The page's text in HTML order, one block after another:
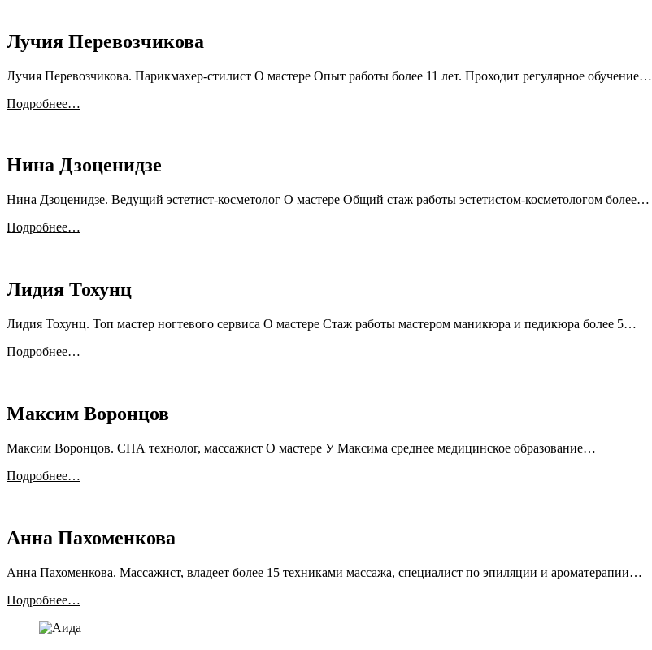
Лучия Перевозчикова
Лучия Перевозчикова. Парикмахер-стилист О мастере Опыт работы более 11 лет. Проходит регулярное обучение…
Подробнее…
Нина Дзоценидзе
Нина Дзоценидзе. Ведущий эстетист-косметолог О мастере Общий стаж работы эстетистом-косметологом более…
Подробнее…
Лидия Тохунц
Лидия Тохунц. Топ мастер ногтевого сервиса О мастере Стаж работы мастером маникюра и педикюра более 5…
Подробнее…
Максим Воронцов
Максим Воронцов. СПА технолог, массажист О мастере У Максима среднее медицинское образование…
Подробнее…
Анна Пахоменкова
Анна Пахоменкова. Массажист, владеет более 15 техниками массажа, специалист по эпиляции и ароматерапии…
Подробнее…